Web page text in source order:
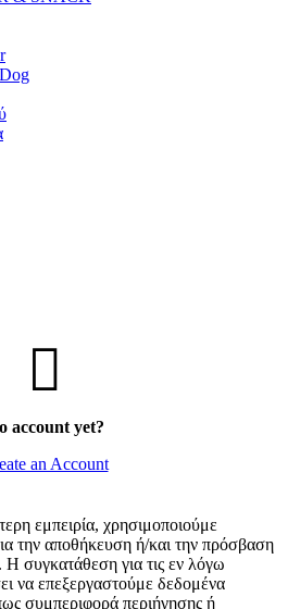
account yet?
an Account
εμπειρία, χρησιμοποιούμε
την αποθήκευση ή/και την πρόσβαση
συγκατάθεση για τις εν λόγω
να επεξεργαστούμε δεδομένα
συμπεριφορά περιήγησης ή